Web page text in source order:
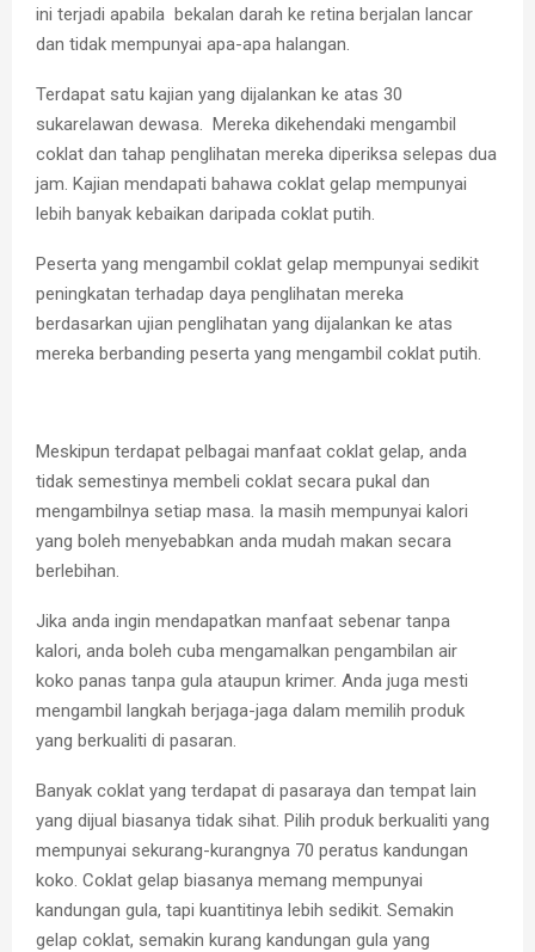
ini terjadi apabila bekalan darah ke retina berjalan lancar
dan tidak mempunyai apa-apa halangan.
Terdapat satu kajian yang dijalankan ke atas 30
sukarelawan dewasa. Mereka dikehendaki mengambil
coklat dan tahap penglihatan mereka diperiksa selepas dua
jam. Kajian mendapati bahawa coklat gelap mempunyai
lebih banyak kebaikan daripada coklat putih.
Peserta yang mengambil coklat gelap mempunyai sedikit
peningkatan terhadap daya penglihatan mereka
berdasarkan ujian penglihatan yang dijalankan ke atas
mereka berbanding peserta yang mengambil coklat putih.
Meskipun terdapat pelbagai manfaat coklat gelap, anda
tidak semestinya membeli coklat secara pukal dan
mengambilnya setiap masa. Ia masih mempunyai kalori
yang boleh menyebabkan anda mudah makan secara
berlebihan.
Jika anda ingin mendapatkan manfaat sebenar tanpa
kalori, anda boleh cuba mengamalkan pengambilan air
koko panas tanpa gula ataupun krimer. Anda juga mesti
mengambil langkah berjaga-jaga dalam memilih produk
yang berkualiti di pasaran.
Banyak coklat yang terdapat di pasaraya dan tempat lain
yang dijual biasanya tidak sihat. Pilih produk berkualiti yang
mempunyai sekurang-kurangnya 70 peratus kandungan
koko. Coklat gelap biasanya memang mempunyai
kandungan gula, tapi kuantitinya lebih sedikit. Semakin
gelap coklat, semakin kurang kandungan gula yang